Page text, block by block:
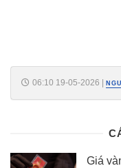
06:10 19-05-2026 |
Giá